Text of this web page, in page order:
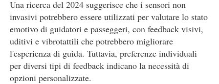
Una ricerca del 2024 suggerisce che i sensori non
invasivi potrebbero essere utilizzati per valutare lo stato
emotivo di guidatori e passeggeri, con feedback visivi,
uditivi e vibrotattili che potrebbero migliorare
l'esperienza di guida. Tuttavia, preferenze individuali
per diversi tipi di feedback indicano la necessità di
opzioni personalizzate.